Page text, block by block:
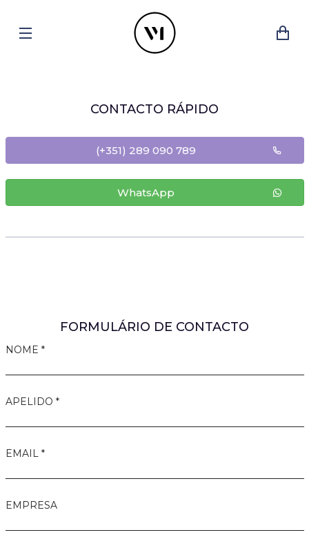
CONTACTO RÁPIDO
(+351) 289 090 789
WhatsApp
FORMULÁRIO DE CONTACTO
NOME *
APELIDO *
EMAIL *
EMPRESA